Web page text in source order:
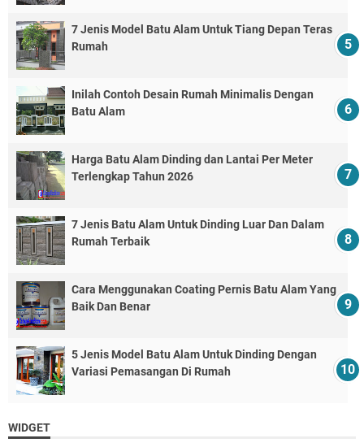
7 Jenis Model Batu Alam Untuk Tiang Depan Teras
Rumah
Inilah Contoh Desain Rumah Minimalis Dengan
Batu Alam
Harga Batu Alam Dinding dan Lantai Per Meter
Terlengkap Tahun 2026
7 Jenis Batu Alam Untuk Dinding Luar Dan Dalam
Rumah Terbaik
Cara Menggunakan Coating Pernis Batu Alam Yang
Baik Dan Benar
5 Jenis Model Batu Alam Untuk Dinding Dengan
Variasi Pemasangan Di Rumah
WIDGET